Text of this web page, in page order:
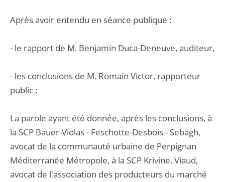
Après avoir entendu en séance publique :
- le rapport de M. Benjamin Duca-Deneuve, auditeur,
- les conclusions de M. Romain Victor, rapporteur
public ;
La parole ayant été donnée, après les conclusions, à
la SCP Bauer-Violas - Feschotte-Desbois - Sebagh,
avocat de la communauté urbaine de Perpignan
Méditerranée Métropole, à la SCP Krivine, Viaud,
avocat de l'association des producteurs du marché